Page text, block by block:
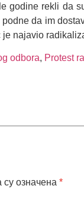
godine rekli da
da im
najavio
odbora, Protest
означена *